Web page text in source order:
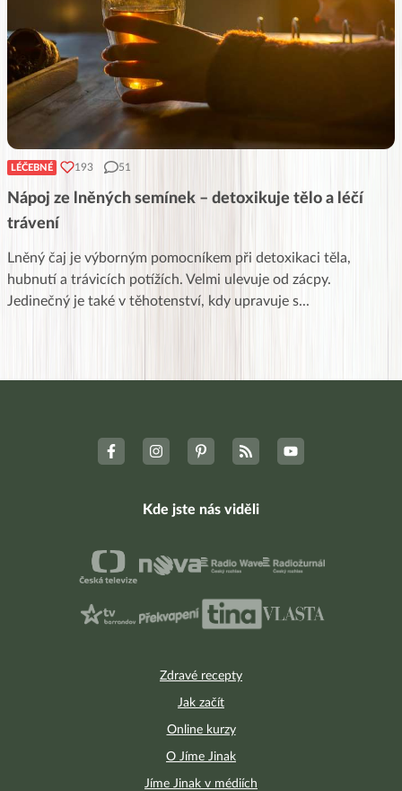
LÉČEBNÉ 193 51
Nápoj ze lněných semínek – detoxikuje tělo a léčí
trávení
Lněný čaj je výborným pomocníkem při detoxikaci těla,
hubnutí a trávicích potížích. Velmi ulevuje od zácpy.
Jedinečný je také v těhotenství, kdy upravuje s...
Zdravé recepty
Jak začít
Online kurzy
O Jíme Jinak
Jíme Jinak v médiích
Kde jste nás viděli